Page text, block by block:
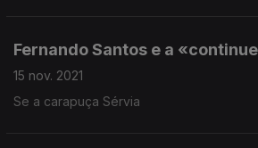
Fernando Santos e a
15 nov. 2021
Se a carapuça Sérvia